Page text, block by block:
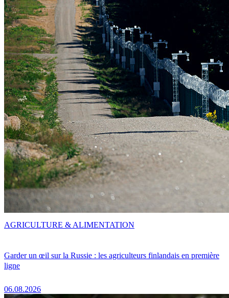
Garder un œil sur la Russie : les agriculteurs finlandais en première
ligne
06.08.2026
AGRICULTURE & ALIMENTATION